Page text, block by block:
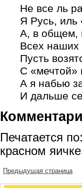
Не все ль
Я Русь, иль
А, в общем,
Всех наших
Пусть
С «мечтой»
А я набью
И дальше
Печатается
красном
Предыдущая страница